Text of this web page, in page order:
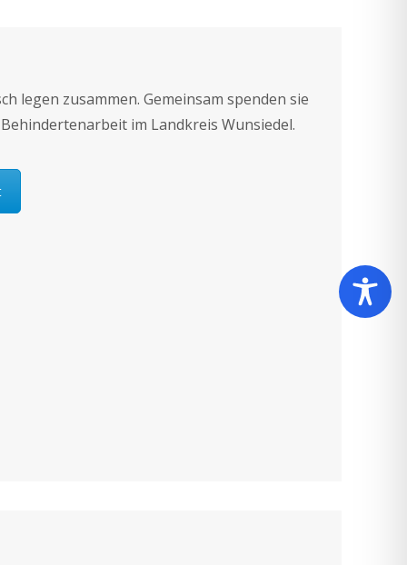
legen zusammen. Gemeinsam spenden sie
im Landkreis Wunsiedel.